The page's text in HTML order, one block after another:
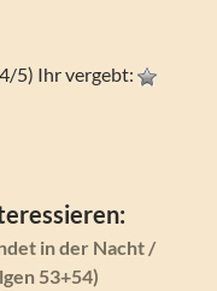
5) Ihr vergebt:
in der Nacht /
53+54)